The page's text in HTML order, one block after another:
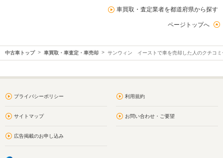
車買取・査定業者を都道府県から探す
ページトップへ
中古車トップ 車買取・車査定・車売却 サンウィン イーストで車を売却した人のクチコミ
プライバシーポリシー 利用規約
サイトマップ お問い合わせ・ご要望
広告掲載のお申し込み